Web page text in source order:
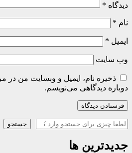
دیدگاه *
نام *
ایمیل *
وب‌ سایت
ذخیره نام، ایمیل و وبسایت من در
دوباره دیدگاهی می‌نویسم.
جستجو جستجو
جدیدترین ها